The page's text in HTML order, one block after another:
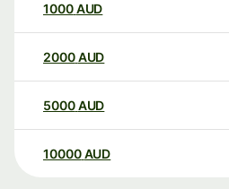
1000AUD
2000AUD
5000AUD
10000 AUD